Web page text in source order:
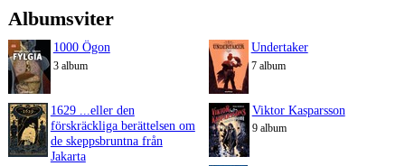
Albumsviter
1000 Ögon
3 album
1629 ...eller den
förskräckliga berättelsen om
de skeppsbruntna från
Jakarta
Undertaker
7 album
Viktor Kasparsson
9 album